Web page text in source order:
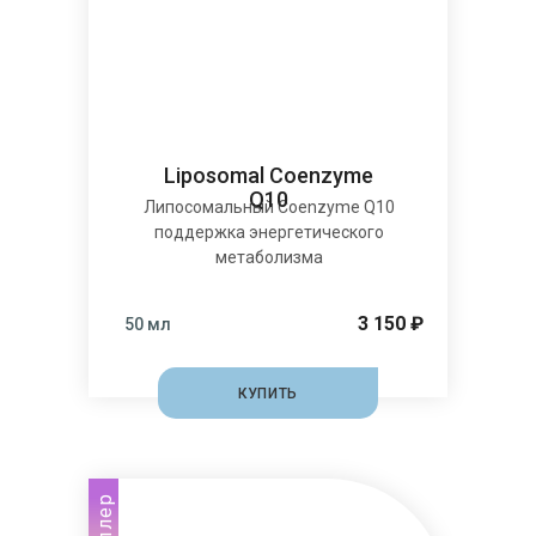
50 мл 3 150 ₽
Липосомальный Coenzyme Q10
поддержка энергетического
метаболизма
Liposomal Coenzyme
Q10
КУПИТЬ